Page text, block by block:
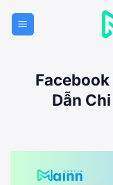
qua
Dẫn